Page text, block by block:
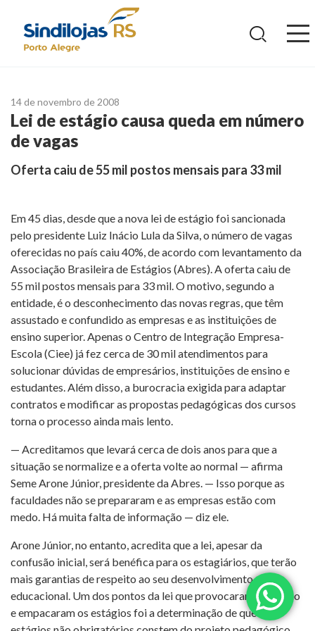
14 de novembro de 2008
Lei de estágio causa queda em número
de vagas
Oferta caiu de 55 mil postos mensais para 33 mil
Em 45 dias, desde que a nova lei de estágio foi sancionada
pelo presidente Luiz Inácio Lula da Silva, o número de vagas
oferecidas no país caiu 40%, de acordo com levantamento da
Associação Brasileira de Estágios (Abres). A oferta caiu de
55 mil postos mensais para 33 mil. O motivo, segundo a
entidade, é o desconhecimento das novas regras, que têm
assustado e confundido as empresas e as instituições de
ensino superior. Apenas o Centro de Integração Empresa-
Escola (Ciee) já fez cerca de 30 mil atendimentos para
solucionar dúvidas de empresários, instituições de ensino e
estudantes. Além disso, a burocracia exigida para adaptar
contratos e modificar as propostas pedagógicas dos cursos
torna o processo ainda mais lento.
— Acreditamos que levará cerca de dois anos para que a
situação se normalize e a oferta volte ao normal — afirma
Seme Arone Júnior, presidente da Abres. — Isso porque as
faculdades não se prepararam e as empresas estão com
medo. Há muita falta de informação — diz ele.
Arone Júnior, no entanto, acredita que a lei, apesar da
confusão inicial, será benéfica para os estagiários, que terão
mais garantias de respeito ao seu desenvolvimento
educacional. Um dos pontos da lei que provocaram confusão
e empacaram os estágios foi a determinação de que os